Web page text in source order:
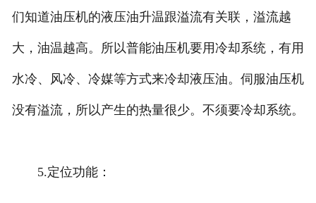
们知道油压机的液压油升温跟溢流有关联，溢流越
大，油温越高。所以普能油压机要用冷却系统，有用
水冷、风冷、冷媒等方式来冷却液压油。伺服油压机
没有溢流，所以产生的热量很少。不须要冷却系统。
5.定位功能：